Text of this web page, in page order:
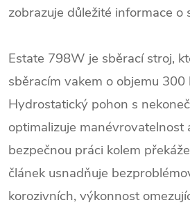
zobrazuje důležité informace o
Estate 798W je sběrací stroj,
sběracím vakem o objemu 300
Hydrostatický pohon s
optimalizuje manévrovatelnost
bezpečnou práci kolem
článek usnadňuje
korozivních, výkonnost